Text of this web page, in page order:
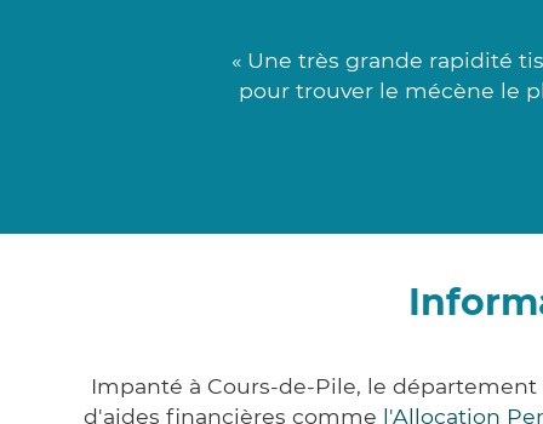
« Une très grande rapidité
pour trouver le mécène le
Impanté à Cours-de-Pile, le
d'aides financières comme l'Allocation